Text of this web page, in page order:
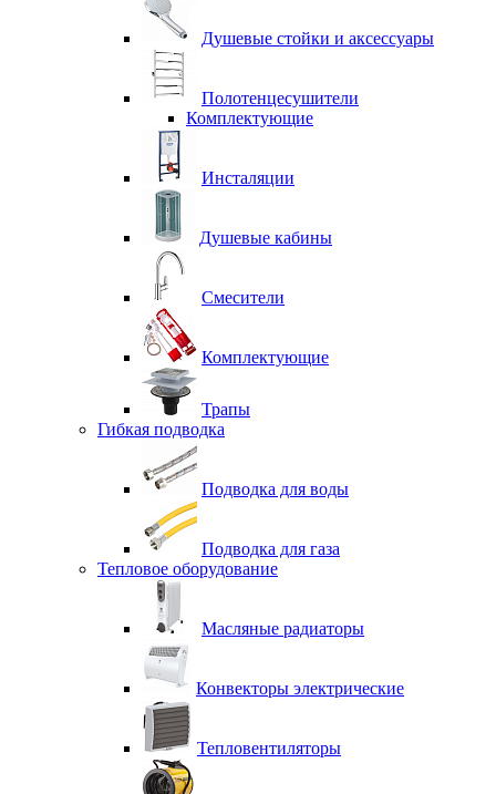
Душевые стойки и аксессуары
Полотенцесушители
Комплектующие
Инсталяции
Душевые кабины
Смесители
Комплектующие
Трапы
Гибкая подводка
Подводка для воды
Подводка для газа
Тепловое оборудование
Масляные радиаторы
Конвекторы электрические
Тепловентиляторы